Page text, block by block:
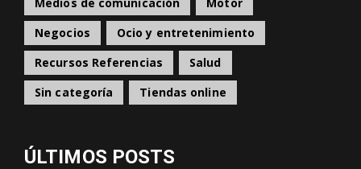
Negocios
Ocio y entretenimiento
Recursos Referencias
Salud
Sin categoría
Tiendas online
ÚLTIMOS POSTS